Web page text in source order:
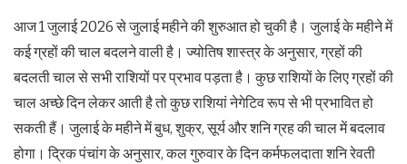
आज 1 जुलाई 2026 से जुलाई महीने की शुरुआत हो चुकी है। जुलाई के महीने में
कई ग्रहों की चाल बदलने वाली है। ज्योतिष शास्त्र के अनुसार, ग्रहों की
बदलती चाल से सभी राशियों पर प्रभाव पड़ता है। कुछ राशियों के लिए ग्रहों की
चाल अच्छे दिन लेकर आती है तो कुछ राशियां नेगेटिव रूप से भी प्रभावित हो
सकती हैं। जुलाई के महीने में बुध, शुक्र, सूर्य और शनि ग्रह की चाल में बदलाव
होगा। द्रिक पंचांग के अनुसार, कल गुरुवार के दिन कर्मफलदाता शनि रेवती